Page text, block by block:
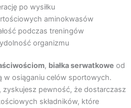
po wysiłku
aminokwasów
podczas treningów
organizmu
, białka serwatkowe od
w osiąganiu celów sportowych.
zyskujesz pewność, że dostarczasz
składników, które